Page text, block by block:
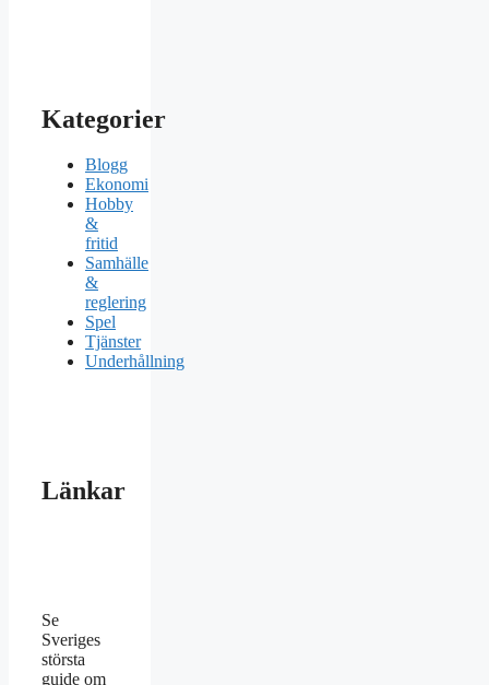
Kategorier
Blogg
Ekonomi
Hobby
&
fritid
Samhälle
&
reglering
Spel
Tjänster
Underhållning
Länkar
Se
Sveriges
största
guide om